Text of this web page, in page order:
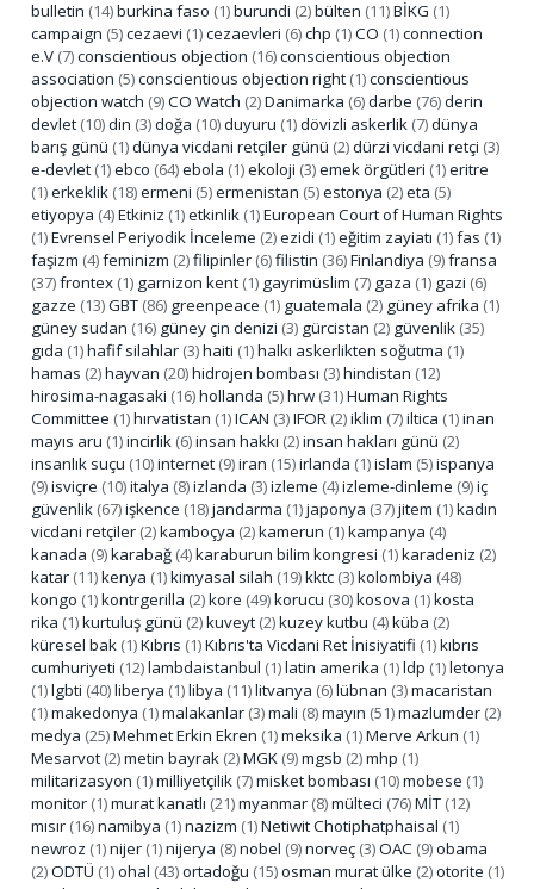
bulletin (14)burkina faso (1)burundi (2)bülten (11)BİKG (1)
campaign (5)cezaevi (1)cezaevleri (6)chp (1)CO (1)connection
e.V (7)conscientious objection (16)conscientious objection
association (5)conscientious objection right (1)conscientious
objection watch (9)CO Watch (2)Danimarka (6)darbe (76)derin
devlet (10)din (3)doğa (10)duyuru (1)dövizli askerlik (7)dünya
barış günü (1)dünya vicdani retçiler günü (2)dürzi vicdani retçi (3)
e-devlet (1)ebco (64)ebola (1)ekoloji (3)emek örgütleri (1)eritre
(1)erkeklik (18)ermeni (5)ermenistan (5)estonya (2)eta (5)
etiyopya (4)Etkiniz (1)etkinlik (1)European Court of Human Rights
(1)Evrensel Periyodik İnceleme (2)ezidi (1)eğitim zayiatı (1)fas (1)
faşizm (4)feminizm (2)filipinler (6)filistin (36)Finlandiya (9)fransa
(37)frontex (1) garnizon kent (1) gayrimüslim (7) gaza (1) gazi (6)
gazze (13)GBT (86) greenpeace (1) guatemala (2) güney afrika (1)
güney sudan (16) güney çin denizi (3) gürcistan (2) güvenlik (35)
gıda (1)hafif silahlar (3)haiti (1)halkı askerlikten soğutma (1)
hamas (2)hayvan (20)hidrojen bombası (3)hindistan (12)
hirosima-nagasaki (16)hollanda (5)hrw (31)Human Rights
Committee (1)hırvatistan (1)ICAN (3)IFOR (2)iklim (7)iltica (1)inan
mayıs aru (1)incirlik (6)insan hakkı (2)insan hakları günü (2)
insanlık suçu (10)internet (9)iran (15)irlanda (1)islam (5)ispanya
(9)isviçre (10)italya (8)izlanda (3)izleme (4)izleme-dinleme (9)iç
güvenlik (67)işkence (18)jandarma (1)japonya (37)jitem (1)kadın
vicdani retçiler (2)kamboçya (2)kamerun (1)kampanya (4)
kanada (9)karabağ (4)karaburun bilim kongresi (1)karadeniz (2)
katar (11)kenya (1)kimyasal silah (19)kktc (3)kolombiya (48)
kongo (1)kontrgerilla (2)kore (49)korucu (30)kosova (1)kosta
rika (1)kurtuluş günü (2)kuveyt (2)kuzey kutbu (4)küba (2)
küresel bak (1)Kıbrıs (1)Kıbrıs'ta Vicdani Ret İnisiyatifi (1)kıbrıs
cumhuriyeti (12)lambdaistanbul (1)latin amerika (1)ldp (1)letonya
(1)lgbti (40)liberya (1)libya (11)litvanya (6)lübnan (3)macaristan
(1)makedonya (1)malakanlar (3)mali (8)mayın (51)mazlumder (2)
medya (25)Mehmet Erkin Ekren (1)meksika (1)Merve Arkun (1)
Mesarvot (2)metin bayrak (2)MGK (9)mgsb (2)mhp (1)
militarizasyon (1)milliyetçilik (7)misket bombası (10)mobese (1)
monitor (1)murat kanatlı (21)myanmar (8)mülteci (76)MİT (12)
mısır (16)namibya (1)nazizm (1)Netiwit Chotiphatphaisal (1)
newroz (1)nijer (1)nijerya (8)nobel (9)norveç (3)OAC (9)obama
(2)ODTÜ (1)ohal (43)ortadoğu (15)osman murat ülke (2)otorite (1)